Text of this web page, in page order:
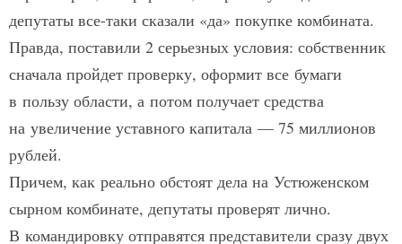
депутаты все-таки сказали «да» покупке комбината.
Правда, поставили 2 серьезных условия: собственник
сначала пройдет проверку, оформит все бумаги
в пользу области, а потом получает средства
на увеличение уставного капитала — 75 миллионов
рублей.
Причем, как реально обстоят дела на Устюженском
сырном комбинате, депутаты проверят лично.
В командировку отправятся представители сразу двух